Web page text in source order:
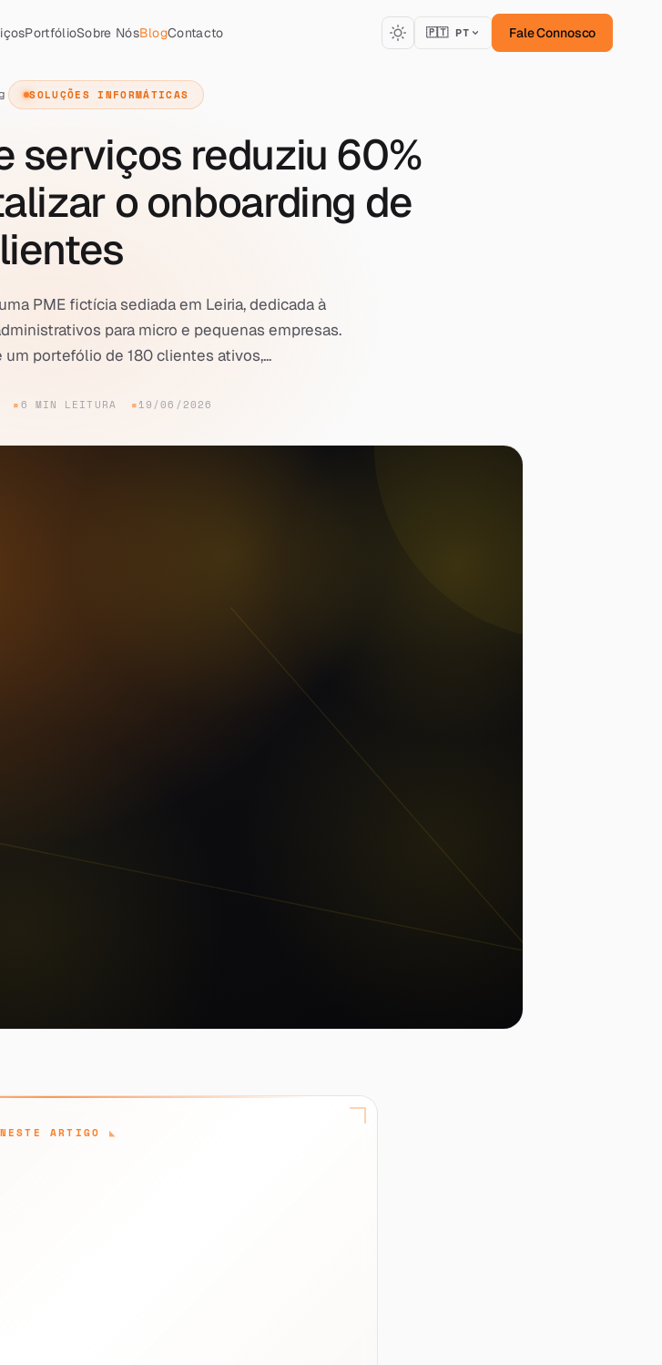
PortfólioSobre NósBlogContacto 🇵🇹 PT Fale Connosco
SOLUÇÕES INFORMÁTICAS
serviços reduziu 60%
o onboarding de
PME fictícia sediada em Leiria, dedicada à
para micro e pequenas empresas.
portefólio de 180 clientes ativos,...
6 MIN LEITURA 19/06/2026
NESTE ARTIGO